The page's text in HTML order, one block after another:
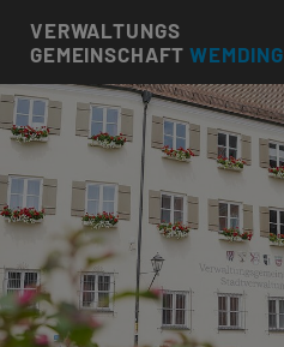
VERWALTUNGS
GEMEINSCHAFTWEMDING